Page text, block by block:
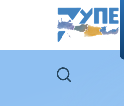
End Header Section -->